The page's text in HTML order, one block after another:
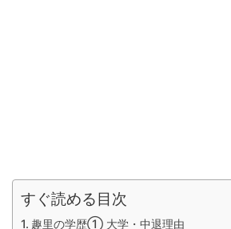
すぐ読める目次
趣里の学歴① 大学・中退理由